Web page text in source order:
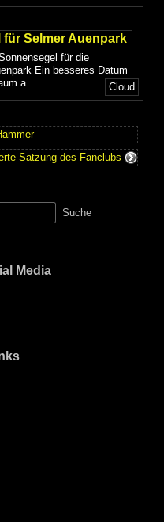
Selmer Auenpark
für die
Ein besseres Datum
a...
Cloud
Satzung des Fanclubs
Media